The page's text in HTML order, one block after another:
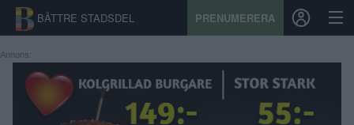
BÄTTRE STADSDEL PRENUMERERA
START
Annons: